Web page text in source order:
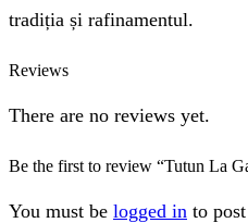
tradiția și rafinamentul.
Reviews
There are no reviews yet.
Be the first to review “Tutun La
You must be logged in to